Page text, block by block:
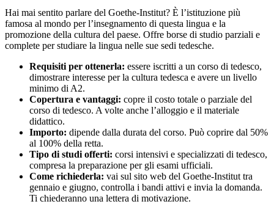
Hai mai sentito parlare del Goethe-Institut? È l’istituzione più
famosa al mondo per l’insegnamento di questa lingua e la
promozione della cultura del paese. Offre borse di studio parziali e
complete per studiare la lingua nelle sue sedi tedesche.
Requisiti per ottenerla: essere iscritti a un corso di tedesco,
dimostrare interesse per la cultura tedesca e avere un livello
minimo di A2.
Copertura e vantaggi: copre il costo totale o parziale del
corso di tedesco. A volte anche l’alloggio e il materiale
didattico.
Importo: dipende dalla durata del corso. Può coprire dal 50%
al 100% della retta.
Tipo di studi offerti: corsi intensivi e specializzati di tedesco,
compresa la preparazione per gli esami ufficiali.
Come richiederla: vai sul sito web del Goethe-Institut tra
gennaio e giugno, controlla i bandi attivi e invia la domanda.
Ti chiederanno una lettera di motivazione.